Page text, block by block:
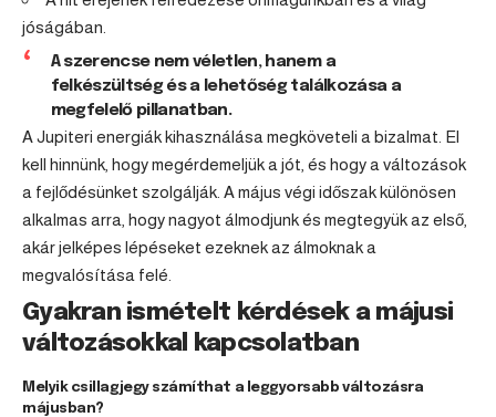
jóságában.
A szerencse nem véletlen, hanem a
felkészültség és a lehetőség találkozása a
megfelelő pillanatban.
A Jupiteri energiák kihasználása megköveteli a bizalmat. El
kell hinnünk, hogy megérdemeljük a jót, és hogy a változások
a fejlődésünket szolgálják. A május végi időszak különösen
alkalmas arra, hogy nagyot álmodjunk és megtegyük az első,
akár jelképes lépéseket ezeknek az álmoknak a
megvalósítása felé.
Gyakran ismételt kérdések a májusi
változásokkal kapcsolatban
Melyik csillagjegy számíthat a leggyorsabb változásra
májusban?